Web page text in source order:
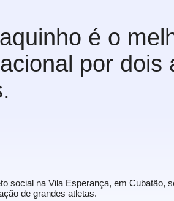
para crianças e adolescentes
da EJA em Cubatão
é o
por dois
social na Vila Esperança, em Cubatão,
de grandes atletas.